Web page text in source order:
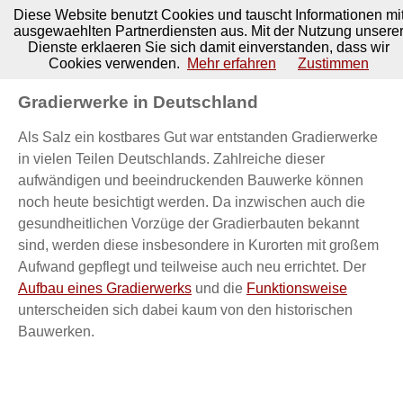
Kurorte - und - Heilbaeder.de
Sie sind hier: Startseite> Moorheilbäder
Gradierwerke in Deutschland
Als Salz ein kostbares Gut war entstanden Gradierwerke
in vielen Teilen Deutschlands. Zahlreiche dieser
aufwändigen und beeindruckenden Bauwerke können
noch heute besichtigt werden. Da inzwischen auch die
gesundheitlichen Vorzüge der Gradierbauten bekannt
sind, werden diese insbesondere in Kurorten mit großem
Aufwand gepflegt und teilweise auch neu errichtet. Der
Aufbau eines Gradierwerks und die Funktionsweise
unterscheiden sich dabei kaum von den historischen
Bauwerken.
Diese Website benutzt Cookies und tauscht Informationen
ausgewaehlten Partnerdiensten aus. Mit der Nutzung unserer
Dienste erklaeren Sie sich damit einverstanden, dass wir
Cookies verwenden.
Mehr erfahren Zustimmen